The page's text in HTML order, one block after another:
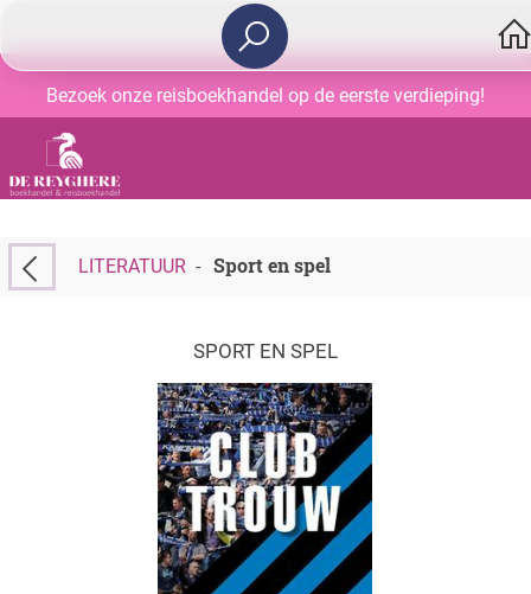
Bezoek onze reisboekhandel op de eerste verdieping!
LITERATUUR- Sport en spel
SPORT EN SPEL